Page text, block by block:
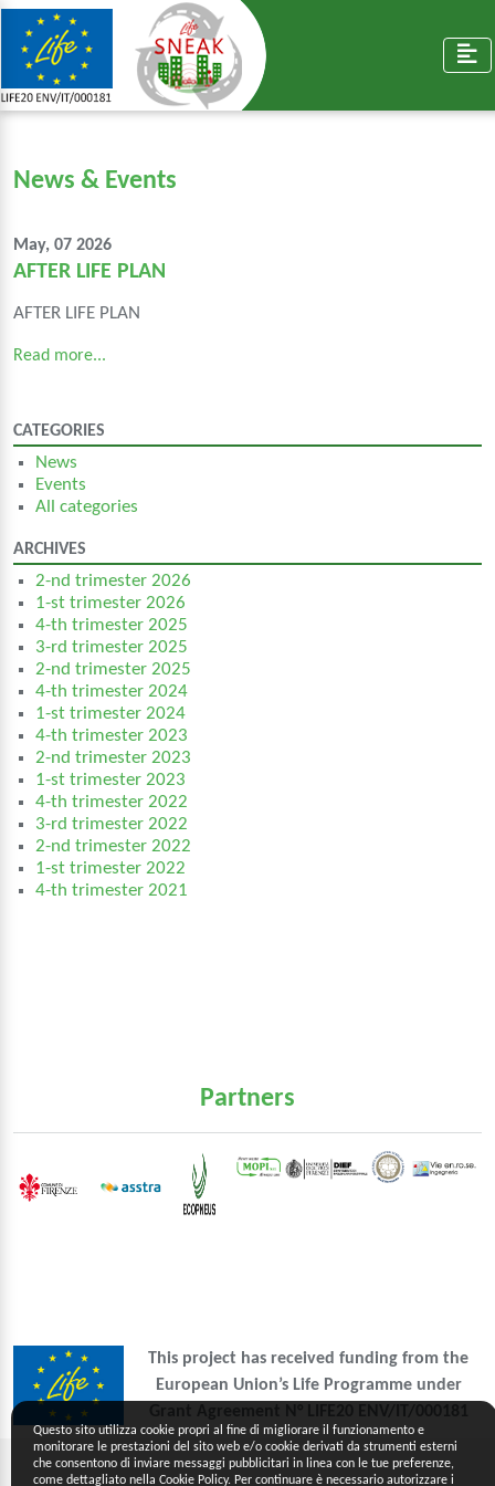
News & Events
May, 07 2026
AFTER LIFE PLAN
AFTER LIFE PLAN
Read more...
CATEGORIES
News
Events
All categories
ARCHIVES
2-nd trimester 2026
1-st trimester 2026
4-th trimester 2025
3-rd trimester 2025
2-nd trimester 2025
4-th trimester 2024
1-st trimester 2024
4-th trimester 2023
2-nd trimester 2023
1-st trimester 2023
4-th trimester 2022
3-rd trimester 2022
2-nd trimester 2022
1-st trimester 2022
4-th trimester 2021
Partners
This project has received funding from the
European Union’s Life Programme under
Questo sito utilizza cookie propri al fine di migliorare il funzionamento e
monitorare le prestazioni del sito web e/o cookie derivati da strumenti esterni
che consentono di inviare messaggi pubblicitari in linea con le tue preferenze,
come dettagliato nella Cookie Policy. Per continuare è necessario autorizzare i